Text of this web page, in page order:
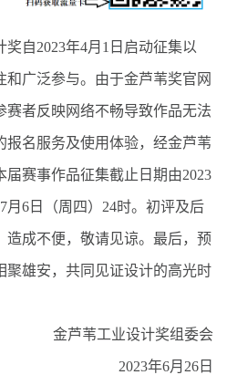
自2023年4月1日启动征集以
和广泛参与。由于金芦苇奖官网
赛者反映网络不畅导致作品无法
报名服务及使用体验，经金芦苇
赛事作品征集截止日期由2023
月6日（周四）24时。初评及后
造成不便，敬请见谅。最后，预
聚雄安，共同见证设计的高光时
金芦苇工业设计奖组委会
2023年6月26日